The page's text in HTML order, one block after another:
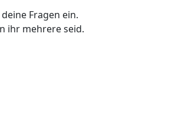
Fragen ein.
ihr mehrere seid.